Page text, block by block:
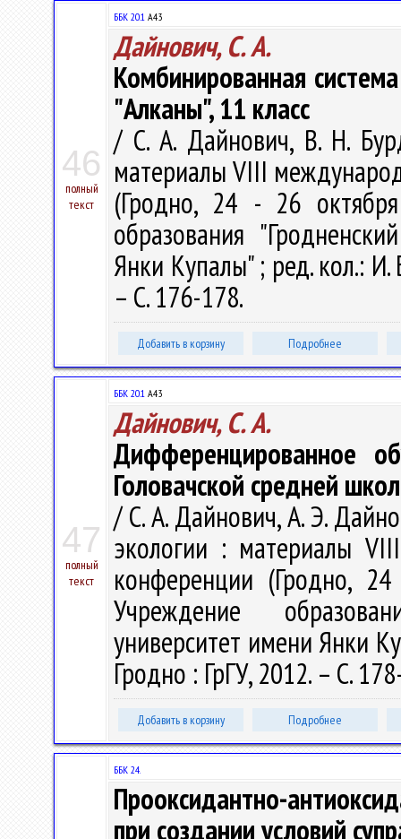
46
полный
текст
ББК 20.1 А43
Дайнович, С. А.
Комбинированная
"Алканы", 11 класс
/ С. А. Дайнович, В. Н.
материалы VIII
(Гродно, 24 - 26
образования
Янки Купалы" ; ред. кол.:
– С. 176-178.
Добавить в корзину Подробнее
47
полный
текст
ББК 20.1 А43
Дайнович, С. А.
Дифференцированное
Головачской средней
/ С. А. Дайнович, А. Э.
экологии : материалы
конференции (Гродно,
Учреждение
университет имени Янки
Гродно : ГрГУ, 2012. – С.
Добавить в корзину Подробнее
ББК 24.
Прооксидантно-
при создании условий